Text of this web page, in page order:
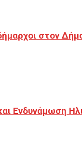
στον
Ενδυνάμωση